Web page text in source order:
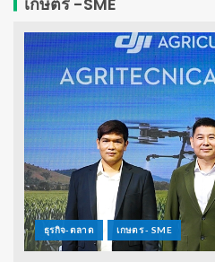
ธุรกิจ-ตลาด เกษตร - SME